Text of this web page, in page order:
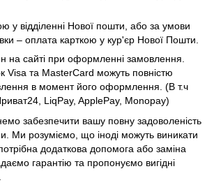
у відділенні Нової пошти, або за умови
– оплата карткою у кур'єр Нової Пошти.
на сайті при оформленні замовлення.
Visa та MasterCard можуть повністю
в момент його оформлення. (В т.ч
LiqPay, ApplePay, Monopay)
забезпечити вашу повну задоволеність
Ми розуміємо, що іноді можуть виникати
додаткова допомога або заміна
гарантію та пропонуємо вигідні